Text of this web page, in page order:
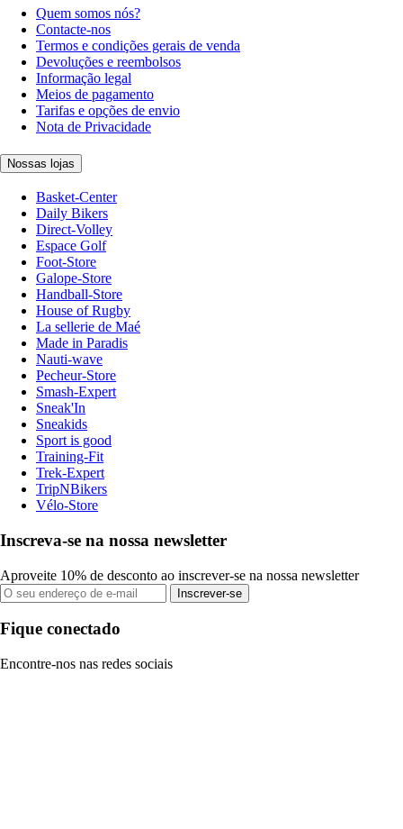
Quem somos nós?
Contacte-nos
Termos e condições gerais de venda
Devoluções e reembolsos
Informação legal
Meios de pagamento
Tarifas e opções de envio
Nota de Privacidade
Nossas lojas
Basket-Center
Daily Bikers
Direct-Volley
Espace Golf
Foot-Store
Galope-Store
Handball-Store
House of Rugby
La sellerie de Maé
Made in Paradis
Nauti-wave
Pecheur-Store
Smash-Expert
Sneak'In
Sneakids
Sport is good
Training-Fit
Trek-Expert
TripNBikers
Vélo-Store
Inscreva-se na nossa newsletter
Aproveite 10% de desconto ao inscrever-se na nossa newsletter
Inscrever-se
Fique conectado
Encontre-nos nas redes sociais